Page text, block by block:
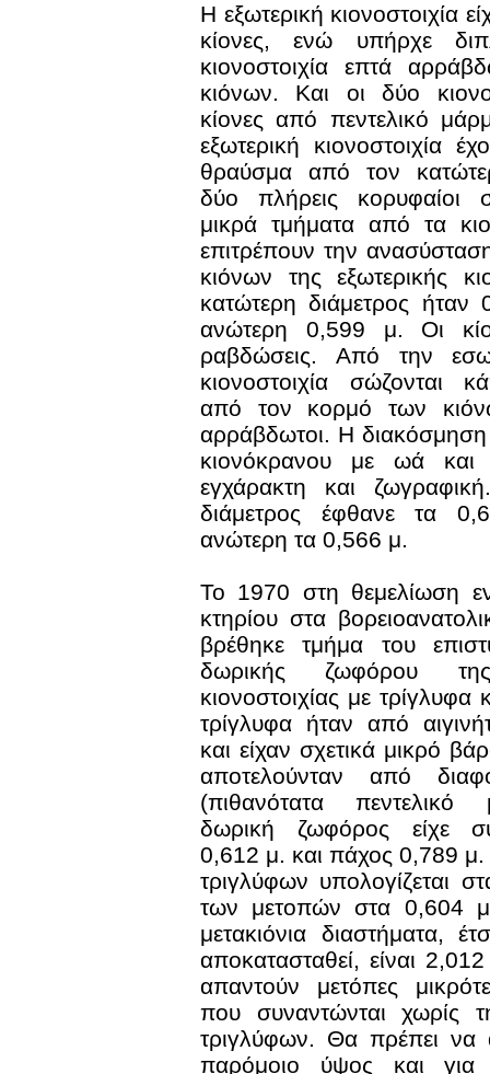
Η εξωτερική κιονοστοιχία
κίονες, ενώ υπήρχε
κιονοστοιχία επτά
κιόνων. Και οι δύο
κίονες από πεντελικό
εξωτερική κιονοστοιχία
θραύσμα από τον
δύο πλήρεις κορυφαίοι
μικρά τμήματα από τα
επιτρέπουν την
κιόνων της εξωτερικής
κατώτερη διάμετρος
ανώτερη 0,599 μ. Οι
ραβδώσεις. Από την
κιονοστοιχία σώζονται
από τον κορμό των
αρράβδωτοι. Η διακόσμηση
κιονόκρανου με ωά και
εγχάρακτη και
διάμετρος έφθανε τα
ανώτερη τα 0,566 μ.
Το 1970 στη θεμελίωση
κτηρίου στα
βρέθηκε τμήμα του
δωρικής ζωφόρου της
κιονοστοιχίας με τρίγλυφα
τρίγλυφα ήταν από
και είχαν σχετικά μικρό
αποτελούνταν από
(πιθανότατα
δωρική ζωφόρος είχε
0,612 μ. και πάχος 0,789
τριγλύφων υπολογίζεται
των μετοπών στα 0,604
μετακιόνια διαστήματα,
αποκατασταθεί, είναι
απαντούν μετόπες
που συναντώνται χωρίς
τριγλύφων. Θα πρέπει να
παρόμοιο ύψος και για